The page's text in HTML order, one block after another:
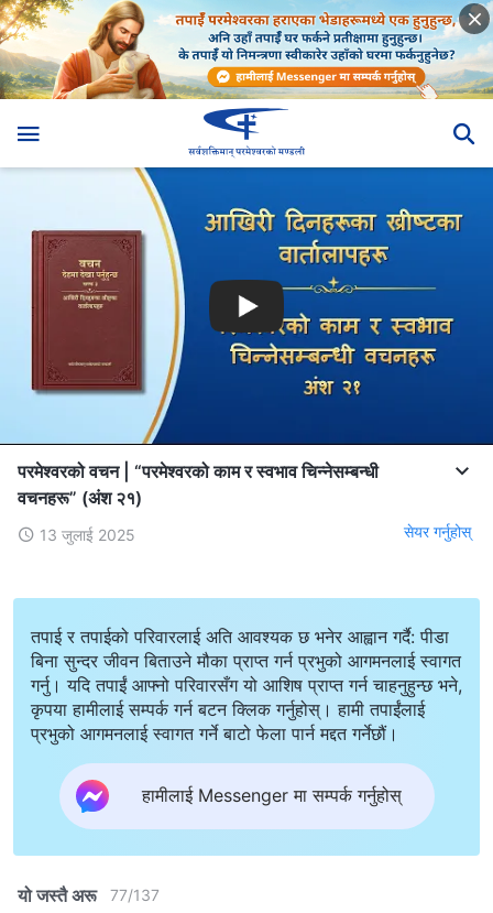
परमेश्‍वरको वचन | “परमेश्‍वरको काम र स्वभाव चिन्‍नेसम्बन्धी
वचनहरू” (अंश २१)
13 जुलाई 2025 सेयर गर्नुहोस्
तपाई र तपाईको परिवारलाई अति आवश्यक छ भनेर आह्वान गर्दै: पीडा
बिना सुन्दर जीवन बिताउने मौका प्राप्त गर्न प्रभुको आगमनलाई स्वागत
गर्नु। यदि तपाईं आफ्नो परिवारसँग यो आशिष प्राप्त गर्न चाहनुहुन्छ भने,
कृपया हामीलाई सम्पर्क गर्न बटन क्लिक गर्नुहोस्। हामी तपाईंलाई
प्रभुको आगमनलाई स्वागत गर्ने बाटो फेला पार्न मद्दत गर्नेछौं।
हामीलाई Messenger मा सम्पर्क गर्नुहोस्
यो जस्तै अरू 77/137